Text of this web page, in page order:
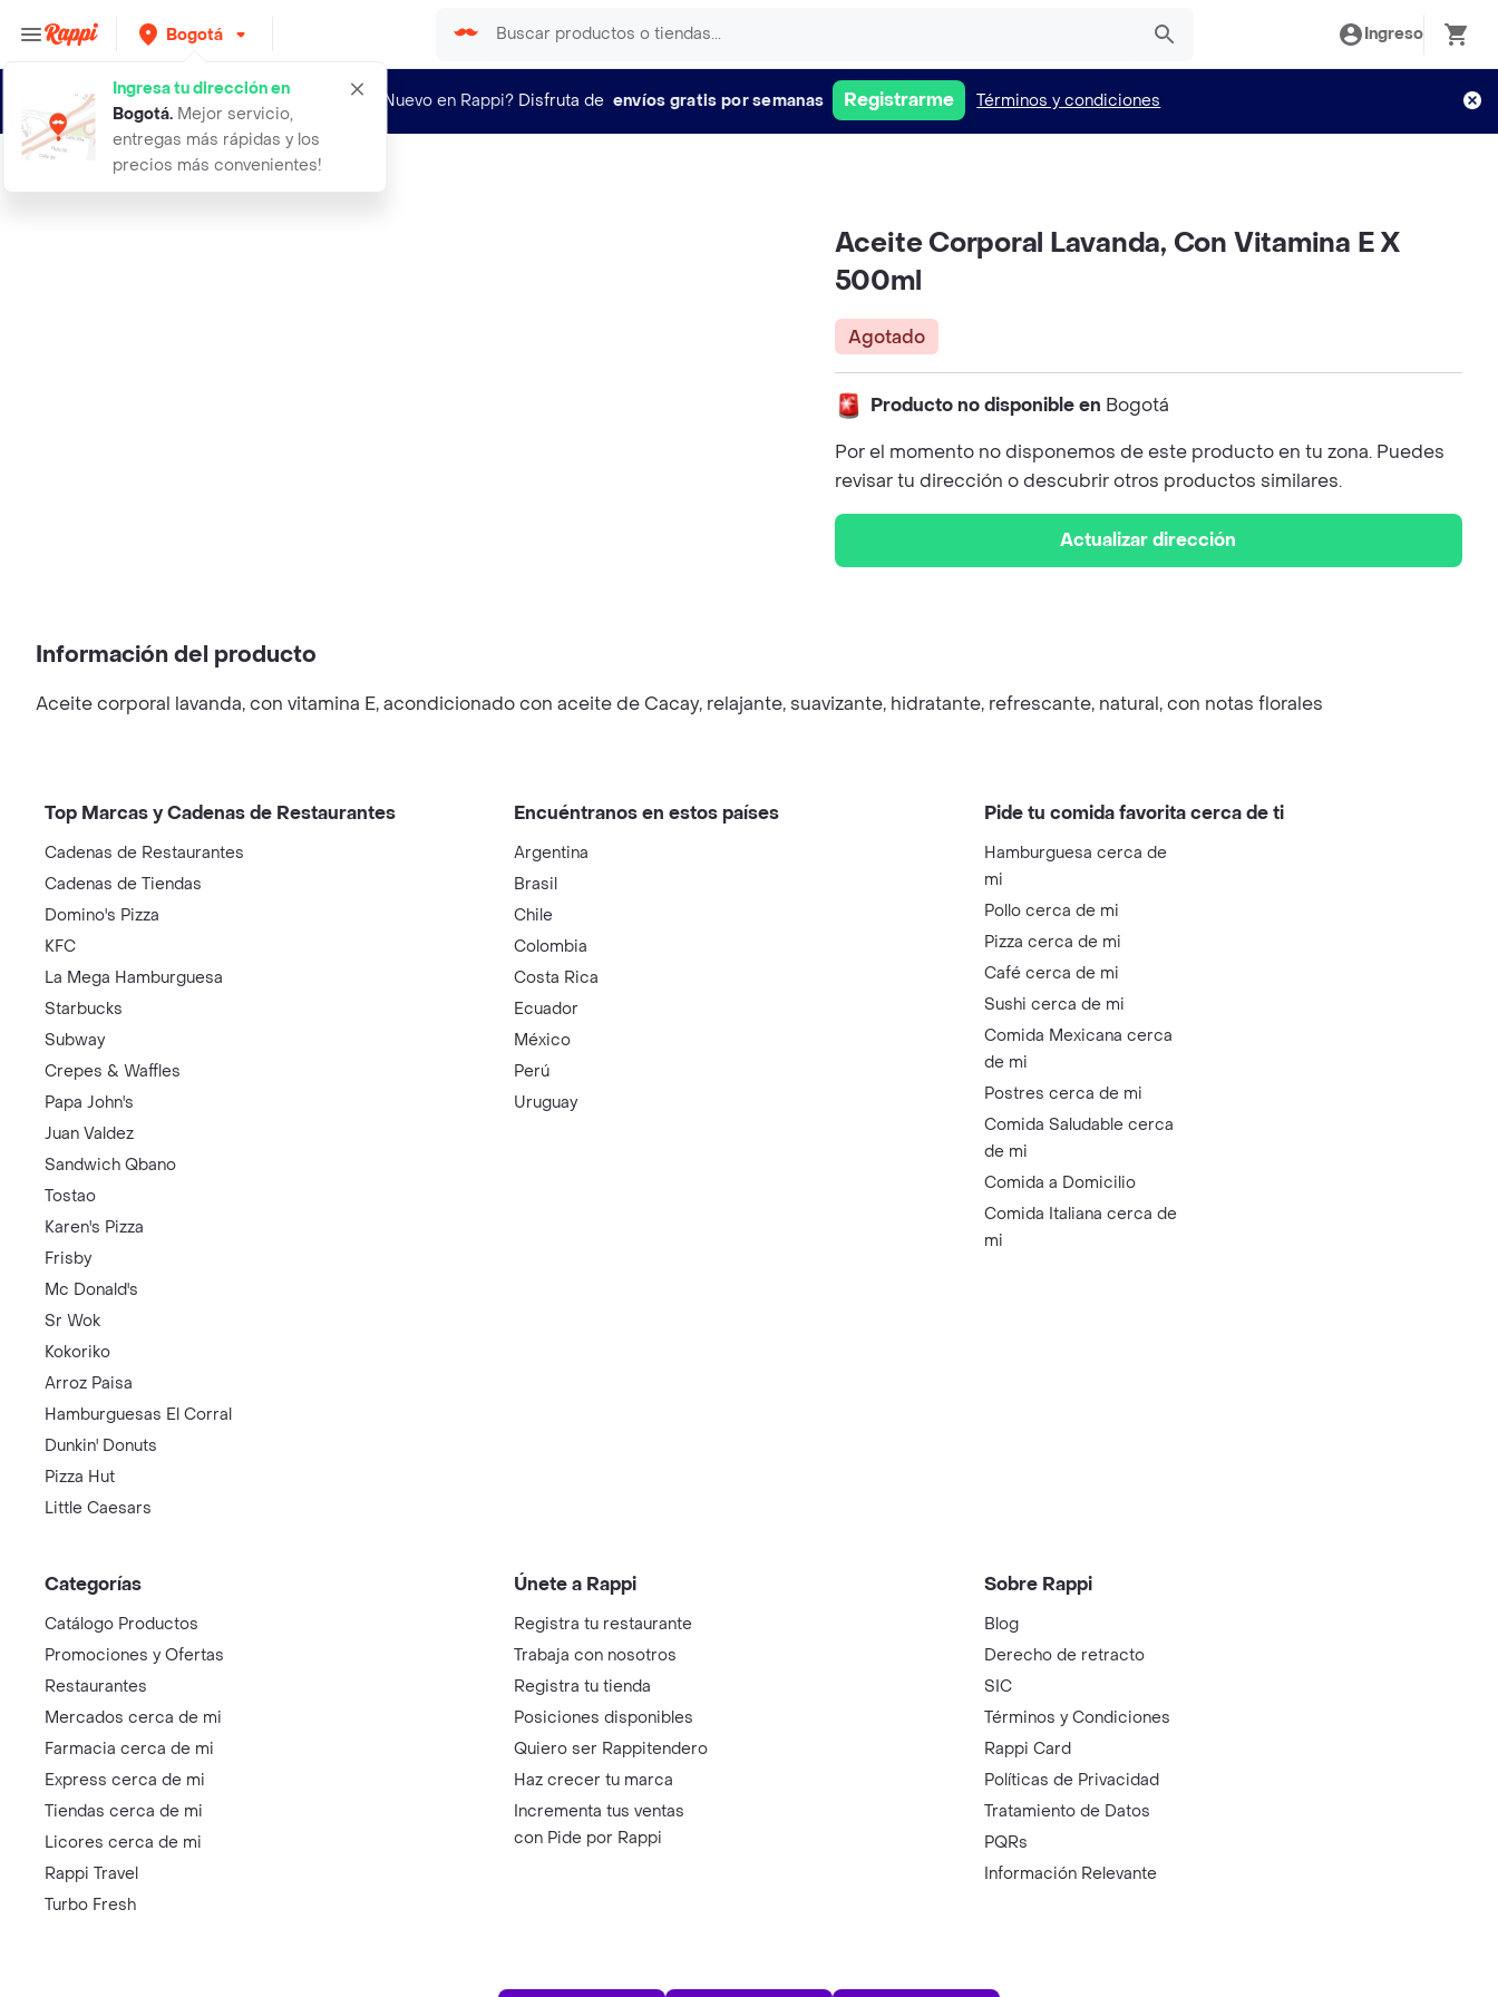
Bogotá
Ingresa tu dirección en
Bogotá. Mejor servicio,
entregas más rápidas y los
precios más convenientes!
Ingreso
¿Nuevo en Rappi? Disfruta de envíos gratis por semanas Registrarme Términos y condiciones
aceite corporal lavanda con vitamin
Aceite Corporal Lavanda, Con Vitamina E X
500ml
Agotado
Producto no disponible en Bogotá
Por el momento no disponemos de este producto en tu zona. Puedes
revisar tu dirección o descubrir otros productos similares.
Actualizar dirección
Información del producto
Aceite corporal lavanda, con vitamina E, acondicionado con aceite de Cacay, relajante, suavizante, hidratante, refrescante, natural, con notas florales
Top Marcas y Cadenas de Restaurantes
Cadenas de Restaurantes
Cadenas de Tiendas
Domino's Pizza
KFC
La Mega Hamburguesa
Starbucks
Subway
Crepes & Waffles
Papa John's
Juan Valdez
Sandwich Qbano
Tostao
Karen's Pizza
Frisby
Mc Donald's
Sr Wok
Kokoriko
Arroz Paisa
Hamburguesas El Corral
Dunkin' Donuts
Pizza Hut
Little Caesars
Encuéntranos en estos países
Argentina
Brasil
Chile
Colombia
Costa Rica
Ecuador
México
Perú
Uruguay
Pide tu comida favorita cerca de ti
Hamburguesa cerca de
mi
Pollo cerca de mi
Pizza cerca de mi
Café cerca de mi
Sushi cerca de mi
Comida Mexicana cerca
de mi
Postres cerca de mi
Comida Saludable cerca
de mi
Comida a Domicilio
Comida Italiana cerca de
mi
Categorías
Catálogo Productos
Promociones y Ofertas
Restaurantes
Mercados cerca de mi
Farmacia cerca de mi
Express cerca de mi
Tiendas cerca de mi
Licores cerca de mi
Rappi Travel
Turbo Fresh
Únete a Rappi
Registra tu restaurante
Trabaja con nosotros
Registra tu tienda
Posiciones disponibles
Quiero ser Rappitendero
Haz crecer tu marca
Incrementa tus ventas
con Pide por Rappi
Sobre Rappi
Blog
Derecho de retracto
SIC
Términos y Condiciones
Rappi Card
Políticas de Privacidad
Tratamiento de Datos
PQRs
Información Relevante